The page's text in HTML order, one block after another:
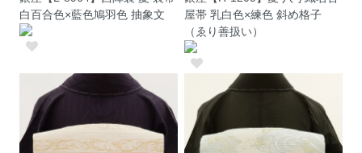
白百合色×藍色鳩羽色 抽象文
屋帯 乳白色×練色 斜め格子
（ゑり善扱い）